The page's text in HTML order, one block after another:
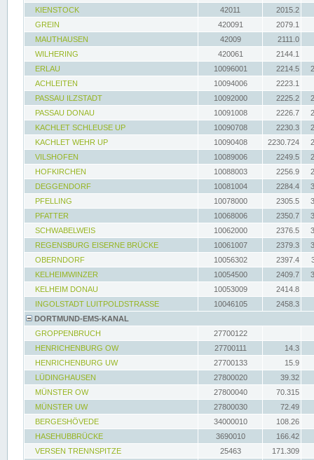
KIENSTOCK
42011
2015.2
GREIN
420091
2079.1
MAUTHAUSEN
42009
2111.0
WILHERING
420061
2144.1
ERLAU
10096001 2214.5
ACHLEITEN
10094006
2223.1
PASSAU ILZSTADT
10092000 2225.2
PASSAU DONAU
10091008 2226.7
KACHLET SCHLEUSE UP
10090708 2230.3
KACHLET WEHR UP
10090408 2230.724
VILSHOFEN
10089006 2249.5
HOFKIRCHEN
10088003 2256.9
DEGGENDORF
10081004 2284.4
PFELLING
10078000 2305.5
PFATTER
10068006 2350.7
SCHWABELWEIS
10062000 2376.5
REGENSBURG EISERNE BRÜCKE
10061007 2379.3
OBERNDORF
10056302 2397.4
KELHEIMWINZER
10054500 2409.7
KELHEIM DONAU
10053009
2414.8
INGOLSTADT LUITPOLDSTRASSE
10046105
2458.3
DORTMUND-EMS-KANAL
GROPPENBRUCH
27700122
HENRICHENBURG OW
27700111
14.3
HENRICHENBURG UW
27700133
15.9
LÜDINGHAUSEN
27800020
39.32
MÜNSTER OW
27800040
70.315
MÜNSTER UW
27800030
72.49
BERGESHÖVEDE
34000010
108.26
HASEHUBBRÜCKE
3690010
166.42
VERSEN TRENNSPITZE
25463
171.309